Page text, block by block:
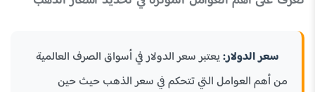
سعر الدولار:يعتبر سعر الدولار في أسواق الصرف العالمية
من أهم العوامل التي تتحكم في سعر الذهب حيث حين